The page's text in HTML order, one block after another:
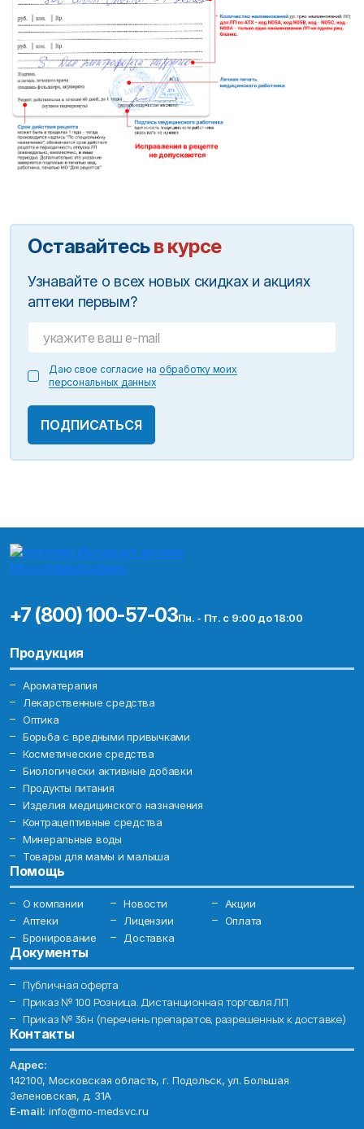
Оставайтесьв курсе
Узнавайте о всех новых скидках и акциях
аптеки первым?
Даю свое согласие на обработку моих
персональных данных
ПОДПИСАТЬСЯ
+7 (800) 100-57-03Пн. - Пт. с 9:00 до 18:00
Продукция
Ароматерапия
Лекарственные средства
Оптика
Борьба с вредными привычками
Косметические средства
Биологически активные добавки
Продукты питания
Изделия медицинского назначения
Контрацептивные средства
Минеральные воды
Товары для мамы и малыша
Помощь
О компании Новости
Акции
Аптеки
Лицензии
Оплата
Бронирование
Доставка
Документы
Публичная оферта
Приказ № 100 Розница. Дистанционная торговля ЛП
Приказ № 36н (перечень препаратов, разрешенных к доставке)
Контакты
Адрес:
142100, Московская область, г. Подольск, ул. Большая
Зеленовская, д. 31А
E-mail: info@mo-medsvc.ru